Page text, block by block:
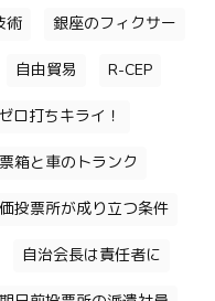
術 銀座のフィクサー
自由貿易 R-CEP
ロ打ちキライ！
箱と車のトランク
投票所が成り立つ条件
自治会長は責任者に